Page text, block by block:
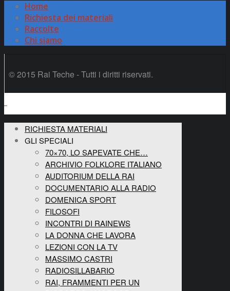
Home
Richiesta dei materiali
Raccolte
Chi siamo
© 2015 Rai Teche - Tutti i diritti riservati.
RICHIESTA MATERIALI
GLI SPECIALI
70×70, LO SAPEVATE CHE…
ARCHIVIO FOLKLORE ITALIANO
AUDITORIUM DELLA RAI
DOCUMENTARIO ALLA RADIO
DOMENICA SPORT
FILOSOFI
INCONTRI DI RAINEWS
LA DONNA CHE LAVORA
LEZIONI CON LA TV
MASSIMO CASTRI
RADIOSILLABARIO
RAI, FRAMMENTI PER UN